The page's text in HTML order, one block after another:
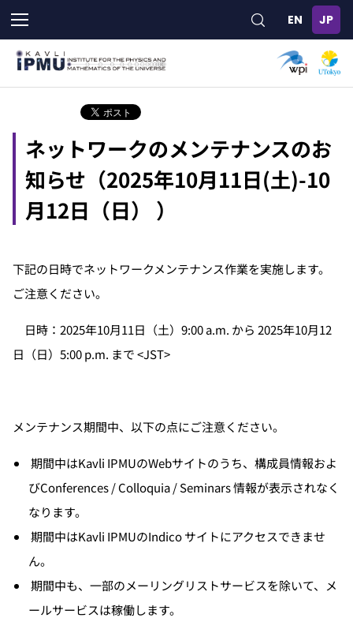
メ
イ
ン
ネットワークのメンテナンスのお
知らせ（2025年10月11日(土)-10
月12日（日） ）
下記の日時でネットワークメンテナンス作業を実施します。
ご注意ください。
日時：2025年10月11日（土）9:00 a.m. から 2025年10月12
日（日）5:00 p.m. まで <JST>
メンテナンス期間中、以下の点にご注意ください。
期間中はKavli IPMUのWebサイトのうち、構成員情報およ
びConferences / Colloquia / Seminars 情報が表示されなく
なります。
期間中はKavli IPMUのIndico サイトにアクセスできませ
ん。
期間中も、一部のメーリングリストサービスを除いて、メ
ールサービスは稼働します。